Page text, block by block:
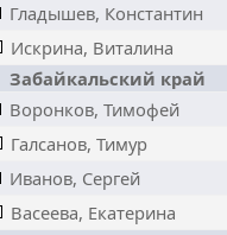
Гладышев, Константин
Искрина, Виталина
Забайкальский край
Воронков, Тимофей
Галсанов, Тимур
Иванов, Сергей
Васеева, Екатерина